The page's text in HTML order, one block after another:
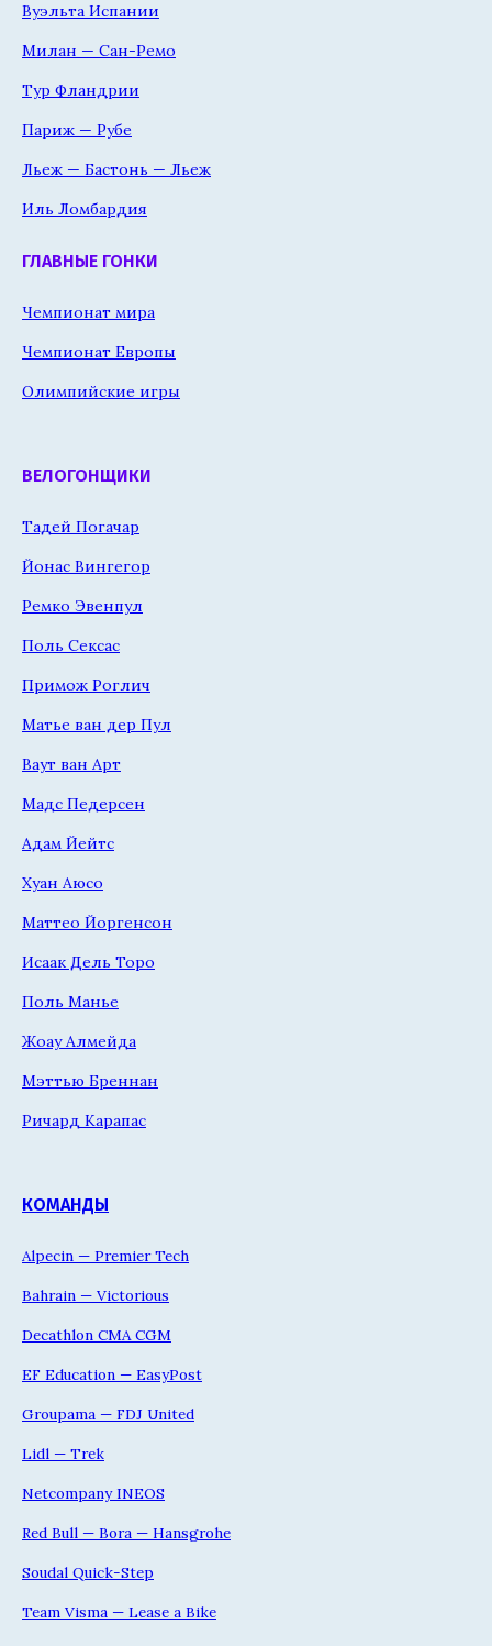
Вуэльта Испании
Милан — Сан-Ремо
Тур Фландрии
Париж — Рубе
Льеж — Бастонь — Льеж
Иль Ломбардия
ГЛАВНЫЕ ГОНКИ
Чемпионат мира
Чемпионат Европы
Олимпийские игры
ВЕЛОГОНЩИКИ
Тадей Погачар
Йонас Вингегор
Ремко Эвенпул
Поль Сексас
Примож Роглич
Матье ван дер Пул
Ваут ван Арт
Мадс Педерсен
Адам Йейтс
Хуан Аюсо
Маттео Йоргенсон
Исаак Дель Торо
Поль Манье
Жоау Алмейда
Мэттью Бреннан
Ричард Карапас
КОМАНДЫ
Alpecin — Premier Tech
Bahrain — Victorious
Decathlon CMA CGM
EF Education — EasyPost
Groupama — FDJ United
Lidl — Trek
Netcompany INEOS
Red Bull — Bora — Hansgrohe
Soudal Quick-Step
Team Visma — Lease a Bike